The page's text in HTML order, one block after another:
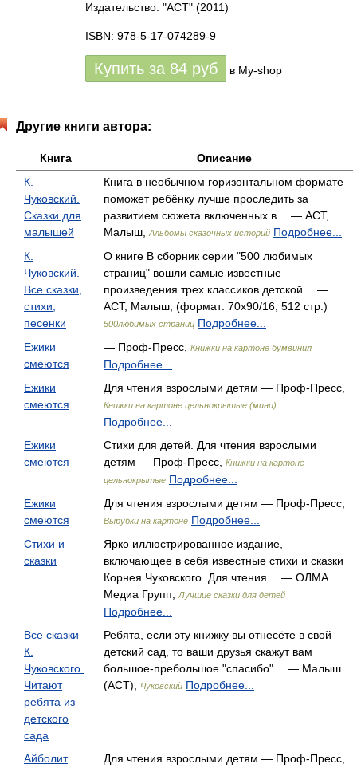
Издательство: "АСТ" (2011)
ISBN: 978-5-17-074289-9
Купить за 84 руб в My-shop
Другие книги автора:
Книга
Описание
К.
Чуковский.
Сказки для
малышей
Книга в необычном горизонтальном формате
поможет ребёнку лучше проследить за
развитием сюжета включенных в… — АСТ,
Малыш,
Альбомы сказочных историй Подробнее...
К.
Чуковский.
Все сказки,
стихи,
песенки
О книге В сборник серии "500 любимых
страниц" вошли самые известные
произведения трех классиков детской… —
АСТ, Малыш, (формат: 70x90/16, 512 стр.)
500любимых страниц Подробнее...
Ежики
смеются
— Проф-Пресс, Книжки на картоне бумвинил
Подробнее...
Ежики
смеются
Для чтения взрослыми детям — Проф-Пресс,
Книжки на картоне цельнокрытые (мини)
Подробнее...
Ежики
смеются
Стихи для детей. Для чтения взрослыми
детям — Проф-Пресс,
Книжки на картоне
цельнокрытые Подробнее...
Ежики
смеются
Для чтения взрослыми детям — Проф-Пресс,
Вырубки на картоне Подробнее...
Стихи и
сказки
Ярко иллюстрированное издание,
включающее в себя известные стихи и сказки
Корнея Чуковского. Для чтения… — ОЛМА
Медиа Групп,
Лучшие сказки для детей
Подробнее...
Все сказки
К.
Чуковского.
Читают
ребята из
детского
сада
Ребята, если эту книжку вы отнесёте в свой
детский сад, то ваши друзья скажут вам
большое-пребольшое "спасибо"… — Малыш
(АСТ),
Чуковский Подробнее...
Айболит Для чтения взрослыми детям — Проф-Пресс,